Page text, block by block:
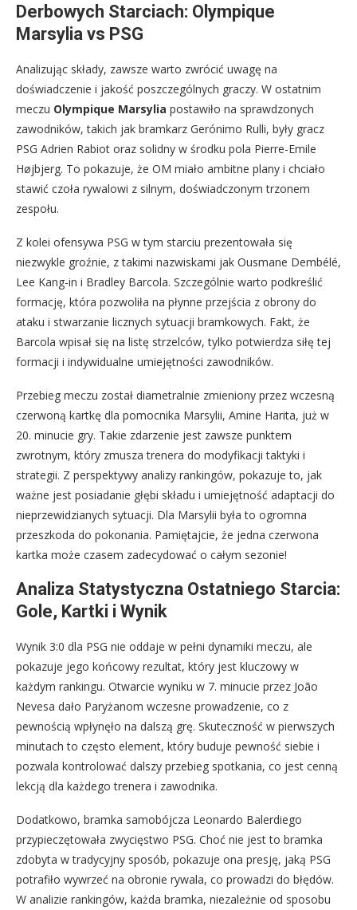
Derbowych Starciach: Olympique
Marsylia vs PSG
Analizując składy, zawsze warto zwrócić uwagę na
doświadczenie i jakość poszczególnych graczy. W ostatnim
meczu Olympique Marsylia postawiło na sprawdzonych
zawodników, takich jak bramkarz Gerónimo Rulli, były gracz
PSG Adrien Rabiot oraz solidny w środku pola Pierre-Emile
Højbjerg. To pokazuje, że OM miało ambitne plany i chciało
stawić czoła rywalowi z silnym, doświadczonym trzonem
zespołu.
Z kolei ofensywa PSG w tym starciu prezentowała się
niezwykle groźnie, z takimi nazwiskami jak Ousmane Dembélé,
Lee Kang-in i Bradley Barcola. Szczególnie warto podkreślić
formację, która pozwoliła na płynne przejścia z obrony do
ataku i stwarzanie licznych sytuacji bramkowych. Fakt, że
Barcola wpisał się na listę strzelców, tylko potwierdza siłę tej
formacji i indywidualne umiejętności zawodników.
Przebieg meczu został diametralnie zmieniony przez wczesną
czerwoną kartkę dla pomocnika Marsylii, Amine Harita, już w
20. minucie gry. Takie zdarzenie jest zawsze punktem
zwrotnym, który zmusza trenera do modyfikacji taktyki i
strategii. Z perspektywy analizy rankingów, pokazuje to, jak
ważne jest posiadanie głębi składu i umiejętność adaptacji do
nieprzewidzianych sytuacji. Dla Marsylii była to ogromna
przeszkoda do pokonania. Pamiętajcie, że jedna czerwona
kartka może czasem zadecydować o całym sezonie!
Analiza Statystyczna Ostatniego Starcia:
Gole, Kartki i Wynik
Wynik 3:0 dla PSG nie oddaje w pełni dynamiki meczu, ale
pokazuje jego końcowy rezultat, który jest kluczowy w
każdym rankingu. Otwarcie wyniku w 7. minucie przez João
Nevesa dało Paryżanom wczesne prowadzenie, co z
pewnością wpłynęło na dalszą grę. Skuteczność w pierwszych
minutach to często element, który buduje pewność siebie i
pozwala kontrolować dalszy przebieg spotkania, co jest cenną
lekcją dla każdego trenera i zawodnika.
Dodatkowo, bramka samobójcza Leonardo Balerdiego
przypieczętowała zwycięstwo PSG. Choć nie jest to bramka
zdobyta w tradycyjny sposób, pokazuje ona presję, jaką PSG
potrafiło wywrzeć na obronie rywala, co prowadzi do błędów.
W analizie rankingów, każda bramka, niezależnie od sposobu